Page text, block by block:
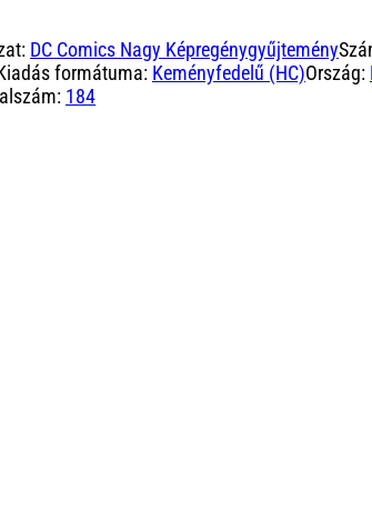
DC Comics Nagy Képregénygyűjtemény
formátuma: Keményfedelű (HC)Ország:
184